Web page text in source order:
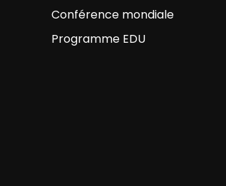
Conférence mondiale
Programme EDU